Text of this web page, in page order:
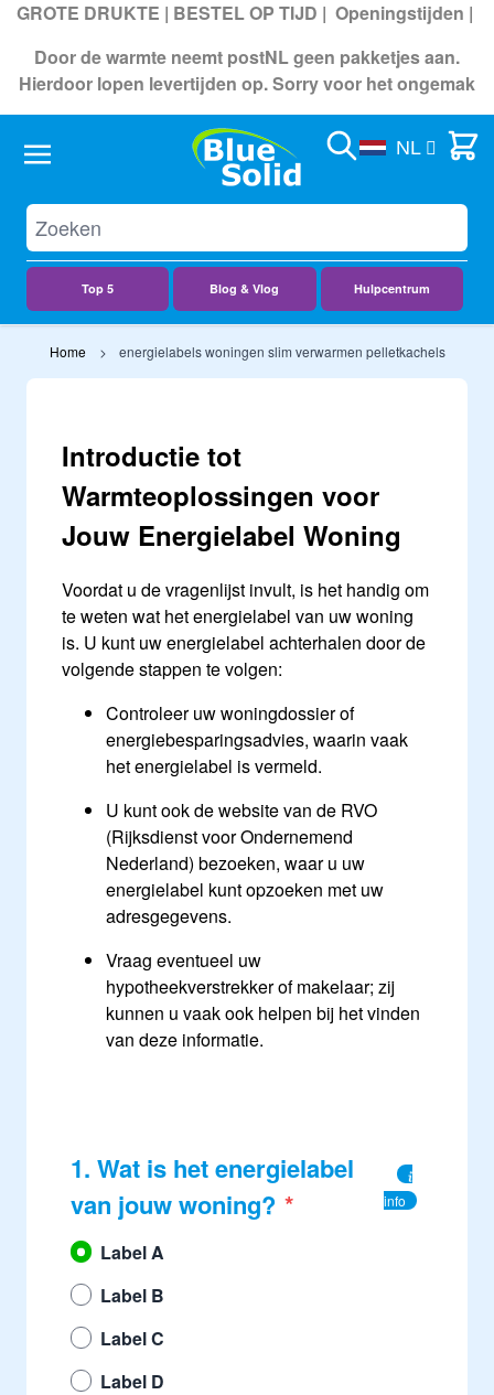
GROTE DRUKTE | BESTEL OP TIJD | Openingstijden |
Door de warmte neemt postNL geen pakketjes aan.
Hierdoor lopen levertijden op. Sorry voor het ongemak
Top 5 Blog & Vlog Hulpcentrum
Search NL Cart
Home energielabels woningen slim verwarmen pelletkachels
Introductie tot
Warmteoplossingen voor
Jouw Energielabel Woning
Voordat u de vragenlijst invult, is het handig om
te weten wat het energielabel van uw woning
is. U kunt uw energielabel achterhalen door de
volgende stappen te volgen:
Controleer uw woningdossier of
energiebesparingsadvies, waarin vaak
het energielabel is vermeld.
U kunt ook de website van de RVO
(Rijksdienst voor Ondernemend
Nederland) bezoeken, waar u uw
energielabel kunt opzoeken met uw
adresgegevens.
Vraag eventueel uw
hypotheekverstrekker of makelaar; zij
kunnen u vaak ook helpen bij het vinden
van deze informatie.
1. Wat is het energielabel
van jouw woning?
info
Label A
Label B
Label C
Label D